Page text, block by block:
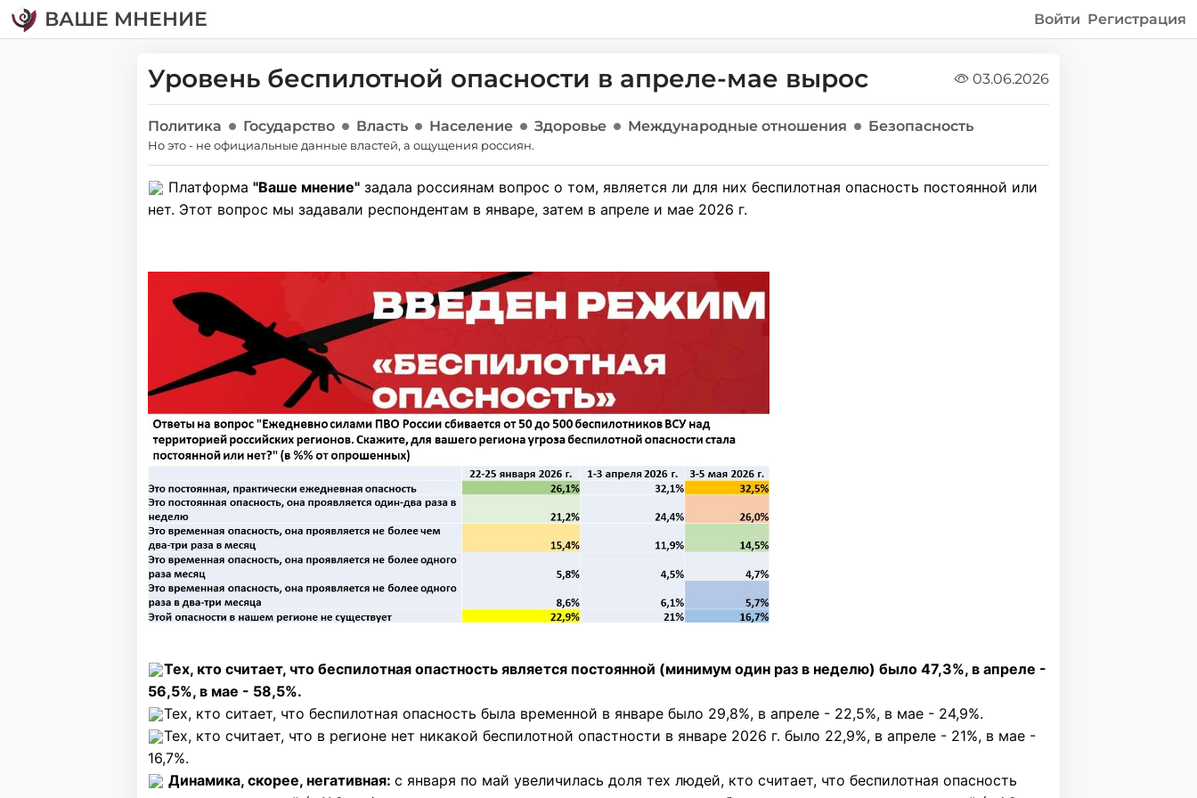
ВАШЕ МНЕНИЕ Войти Регистрация
Уровень беспилотной опасности в апреле-мае вырос 03.06.2026
Политика Государство Власть Население Здоровье Международные отношения Безопасность
Но это - не официальные данные властей, а ощущения россиян.
Платформа "Ваше мнение" задала россиянам вопрос о том, является ли для них беспилотная опасность постоянной или
нет. Этот вопрос мы задавали респондентам в январе, затем в апреле и мае 2026 г.
Тех, кто считает, что беспилотная опастность является постоянной (минимум один раз в неделю) было 47,3%, в апреле -
56,5%, в мае - 58,5%.
Тех, кто ситает, что беспилотная опасность была временной в январе было 29,8%, в апреле - 22,5%, в мае - 24,9%.
Тех, кто считает, что в регионе нет никакой беспилотной опастности в январе 2026 г. было 22,9%, в апреле - 21%, в мае -
16,7%.
Динамика, скорее, негативная: с января по май увеличилась доля тех людей, кто считает, что беспилотная опасность